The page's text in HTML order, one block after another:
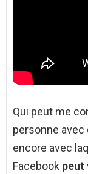
Qui peut me
personne avec
encore avec
Facebook peut